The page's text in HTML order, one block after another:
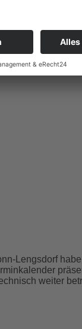
Lengsdorf
weiter